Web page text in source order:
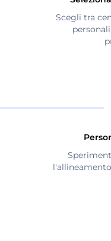
Scegli tra